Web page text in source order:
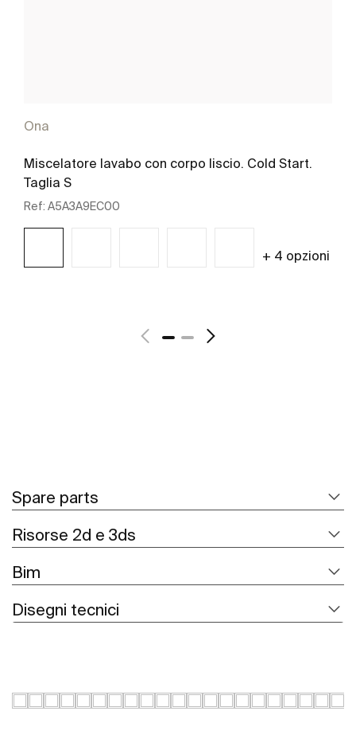
Ona
Miscelatore lavabo con corpo liscio. Cold Start.
Taglia S
Ref: A5A3A9EC00
+ 4 opzioni
Spare parts
Risorse 2d e 3ds
Bim
Disegni tecnici